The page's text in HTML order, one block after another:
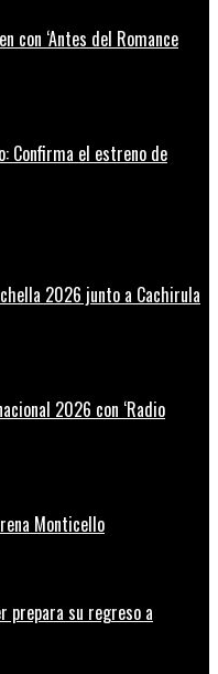
con ‘Antes del Romance
Confirma el estreno de
2026 junto a Cachirula
2026 con ‘Radio
Monticello
prepara su regreso a